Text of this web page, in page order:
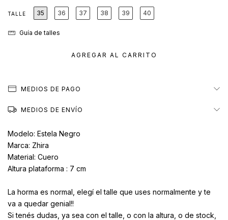
TALLE 35 36 37 38 39 40
Guía de talles
MEDIOS DE PAGO
MEDIOS DE ENVÍO
Modelo: Estela Negro
Marca: Zhira
Material: Cuero
Altura plataforma : 7 cm
La horma es normal, elegí el talle que uses normalmente y te
va a quedar genial!!
Si tenés dudas, ya sea con el talle, o con la altura, o de stock,